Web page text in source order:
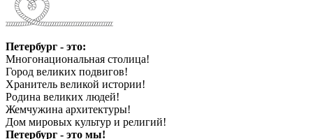
Петербург - это:
Многонациональная столица!
Город великих подвигов!
Хранитель великой истории!
Родина великих людей!
Жемчужина архитектуры!
Дом мировых культур и религий!
Петербург - это мы!